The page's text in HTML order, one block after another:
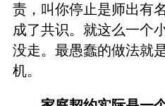
责，叫你停止是师出有
成了共识。就这么一个
没走。最愚蠢的做法就
机。